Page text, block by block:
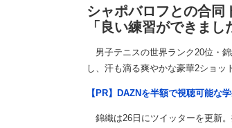
シャポバロフとの合同
「良い練習ができまし
男子テニスの世界ランク20位・
し、汗も滴る爽やかな豪華2ショッ
【PR】DAZNを半額で視聴可能な
錦織は26日にツイッターを更新